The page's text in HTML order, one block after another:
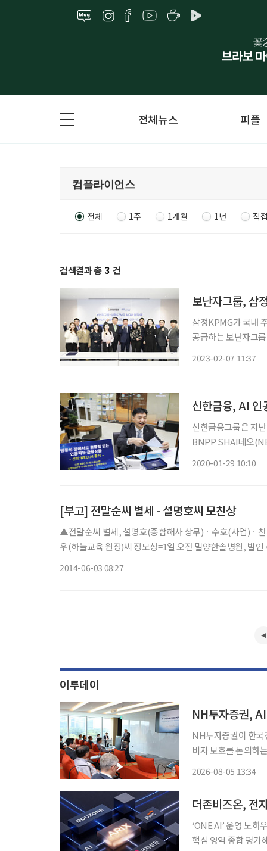
전체뉴스 피플
전체 1주 1개월 1년 직
검색결과 총 3 건
보난자그룹, 삼
삼정KPMG가 국내
공급하는 보난자그
2023-02-07 11:37
신한금융, AI 인
신한금융그룹은 지
BNPP SHAI네오
2020-01-29 10:10
[부고] 전말순씨 별세 - 설명호씨 모친상
▲전말순씨 별세, 설명호(종합해사 상무)ㆍ수호(사업)ㆍ
우(하늘교육 원장)씨 장모상=1일 오전 밀양한솔병원, 발
2014-06-03 08:27
이투데이
NH투자증권,
NH투자증권이 한국
비자 보호를 논의하는 정책세미나를 개
2026-08-05 13:34
‘ONE AI’ 운영 노
핵심 영역 종합 평가해